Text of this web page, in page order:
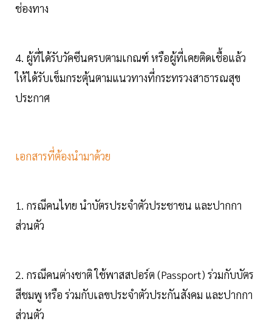
ช่องทาง
4. ผู้ที่ได้รับวัคซีนครบตามเกณฑ์ หรือผู้ที่เคยติดเชื้อแล้ว
ให้ได้รับเข็มกระตุ้นตามแนวทางที่กระทรวงสาธารณสุข
ประกาศ
เอกสารที่ต้องนำมาด้วย
1. กรณีคนไทย นำบัตรประจำตัวประชาชน และปากกา
ส่วนตัว
2. กรณีคนต่างชาติ ใช้พาสสปอร์ต (Passport) ร่วมกับบัตร
สีชมพู หรือ ร่วมกับเลขประจำตัวประกันสังคม และปากกา
ส่วนตัว